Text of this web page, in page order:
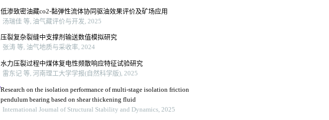
低渗致密油藏co2-黏弹性流体协同驱油效果评价及矿场应用
汤瑞佳 等, 油气藏评价与开发, 2025
压裂复杂裂缝中支撑剂输送数值模拟研究
张涛 等, 油气地质与采收率, 2024
水力压裂过程中煤体复电性频散响应特征试验研究
雷东记 等, 河南理工大学学报(自然科学版), 2025
Research on the isolation performance of multi-stage isolation friction
pendulum bearing based on shear thickening fluid
International Journal of Structural Stability and Dynamics, 2025